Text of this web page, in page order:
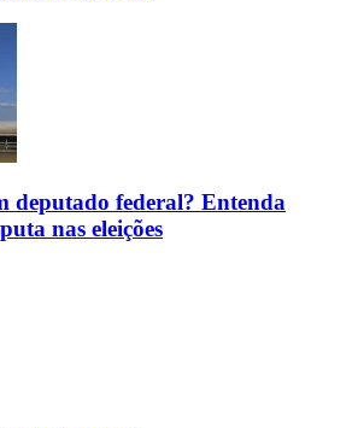
deputado federal? Entenda
nas eleições